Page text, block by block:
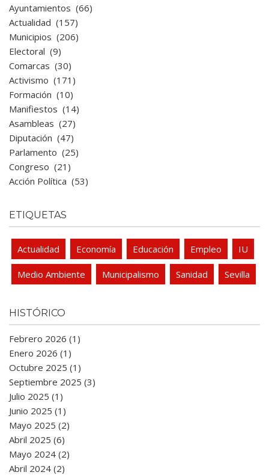
Ayuntamientos (66)
Actualidad (157)
Municipios (206)
Electoral (9)
Comarcas (30)
Activismo (171)
Formación (10)
Manifiestos (14)
Asambleas (27)
Diputación (47)
Parlamento (25)
Congreso (21)
Acción Política (53)
ETIQUETAS
Actualidad Economía Educación Empleo IU
Medio Ambiente Municipalismo Sanidad Sevilla
HISTÓRICO
Febrero 2026 (1)
Enero 2026 (1)
Octubre 2025 (1)
Septiembre 2025 (3)
Julio 2025 (1)
Junio 2025 (1)
Mayo 2025 (2)
Abril 2025 (6)
Mayo 2024 (2)
Abril 2024 (2)